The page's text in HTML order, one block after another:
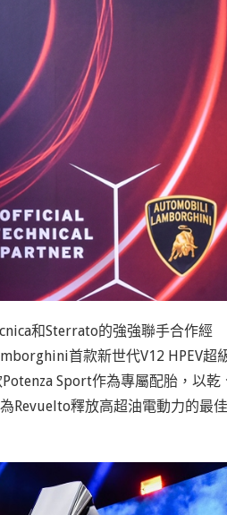
和Sterrato的強強聯手合作經
首款新世代V12 HPEV超
Sport作為專屬配胎，以乾
Revuelto釋放高超油電動力的最佳